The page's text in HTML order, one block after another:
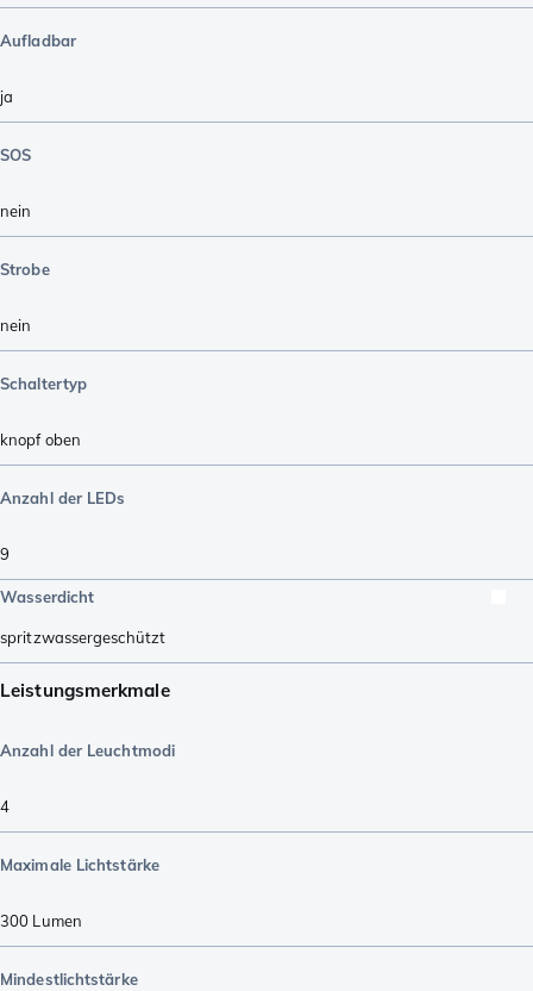
Aufladbar
ja
SOS
nein
Strobe
nein
Schaltertyp
knopf oben
Anzahl der LEDs
9
Wasserdicht
spritzwassergeschützt
Leistungsmerkmale
Anzahl der Leuchtmodi
4
Maximale Lichtstärke
300 Lumen
Mindestlichtstärke